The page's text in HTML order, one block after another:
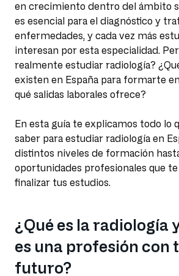
en crecimiento dentro del ámbito
es esencial para el diagnóstico y
enfermedades, y cada vez más
interesan por esta especialidad.
realmente estudiar radiología?
existen en España para formarte
qué salidas laborales ofrece?
En esta guía te explicamos todo lo
saber para estudiar radiología en
distintos niveles de formación
oportunidades profesionales que te
finalizar tus estudios.
¿Qué es la radiología
es una profesión con
futuro?